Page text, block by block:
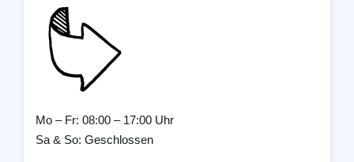
Mo – Fr: 08:00 – 17:00 Uhr
Sa & So: Geschlossen